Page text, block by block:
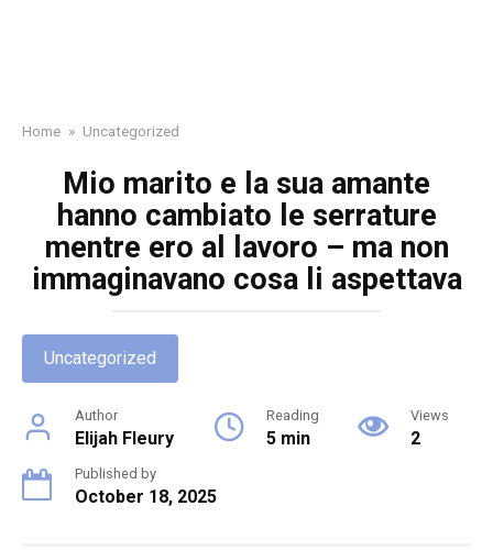
Home » Uncategorized
Mio marito e la sua amante
hanno cambiato le serrature
mentre ero al lavoro – ma non
immaginavano cosa li aspettava
Uncategorized
Author
Elijah Fleury
Reading
5 min
Views
2
Published by
October 18, 2025